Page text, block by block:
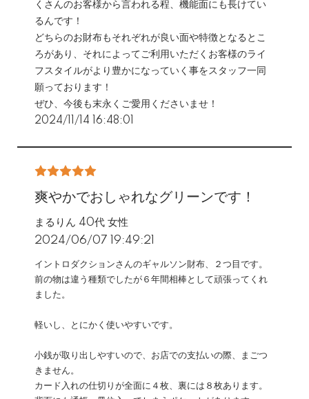
くさんのお客様から言われる程、機能面にも長けてい
るんです！
どちらのお財布もそれぞれが良い面や特徴となるとこ
ろがあり、それによってご利用いただくお客様のライ
フスタイルがより豊かになっていく事をスタッフ一同
願っております！
ぜひ、今後も末永くご愛用くださいませ！
2024/11/14 16:48:01
爽やかでおしゃれなグリーンです！
まるりん 40代 女性
2024/06/07 19:49:21
イントロダクションさんのギャルソン財布、２つ目です。
前の物は違う種類でしたが６年間相棒として頑張ってくれ
ました。
軽いし、とにかく使いやすいです。
小銭が取り出しやすいので、お店での支払いの際、まごつ
きません。
カード入れの仕切りが全面に４枚、裏には８枚あります。